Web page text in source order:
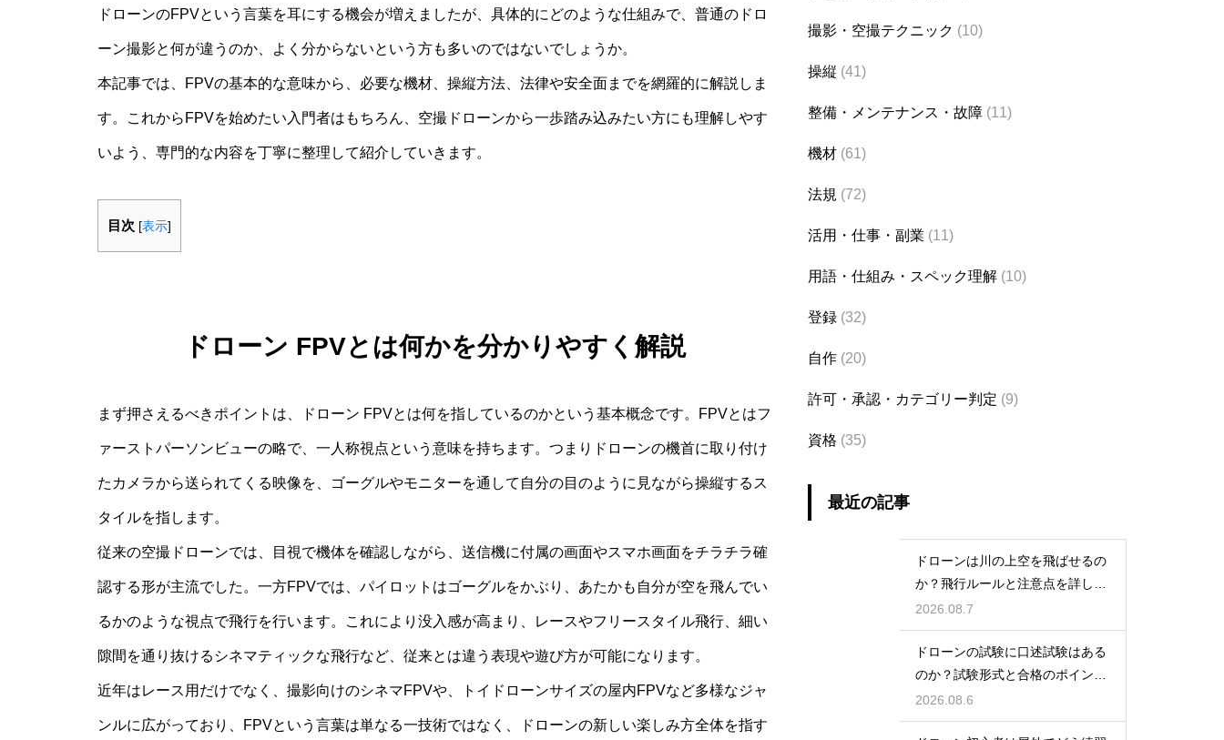
ドローンのFPVという言葉を耳にする機会が増えましたが、具体的にどのような仕組みで、普通のドロ
ーン撮影と何が違うのか、よく分からないという方も多いのではないでしょうか。
本記事では、FPVの基本的な意味から、必要な機材、操縦方法、法律や安全面までを網羅的に解説しま
す。これからFPVを始めたい入門者はもちろん、空撮ドローンから一歩踏み込みたい方にも理解しやす
いよう、専門的な内容を丁寧に整理して紹介していきます。
目次 [表示]
ドローン FPVとは何かを分かりやすく解説
まず押さえるべきポイントは、ドローン FPVとは何を指しているのかという基本概念です。FPVとはフ
ァーストパーソンビューの略で、一人称視点という意味を持ちます。つまりドローンの機首に取り付け
たカメラから送られてくる映像を、ゴーグルやモニターを通して自分の目のように見ながら操縦するス
タイルを指します。
従来の空撮ドローンでは、目視で機体を確認しながら、送信機に付属の画面やスマホ画面をチラチラ確
認する形が主流でした。一方FPVでは、パイロットはゴーグルをかぶり、あたかも自分が空を飛んでい
るかのような視点で飛行を行います。これにより没入感が高まり、レースやフリースタイル飛行、細い
隙間を通り抜けるシネマティックな飛行など、従来とは違う表現や遊び方が可能になります。
近年はレース用だけでなく、撮影向けのシネマFPVや、トイドローンサイズの屋内FPVなど多様なジャ
ンルに広がっており、FPVという言葉は単なる一技術ではなく、ドローンの新しい楽しみ方全体を指す
撮影・空撮テクニック (10)
操縦 (41)
整備・メンテナンス・故障 (11)
機材 (61)
法規 (72)
活用・仕事・副業 (11)
用語・仕組み・スペック理解 (10)
登録 (32)
自作 (20)
許可・承認・カテゴリー判定 (9)
資格 (35)
最近の記事
ドローンは川の上空を飛ばせるの
か？飛行ルールと注意点を詳しく
解説
2026.08.7
ドローンの試験に口述試験はある
のか？試験形式と合格のポイント
を解説
2026.08.6